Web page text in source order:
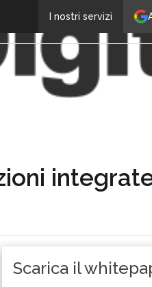
I nostri servizi
Scarica il